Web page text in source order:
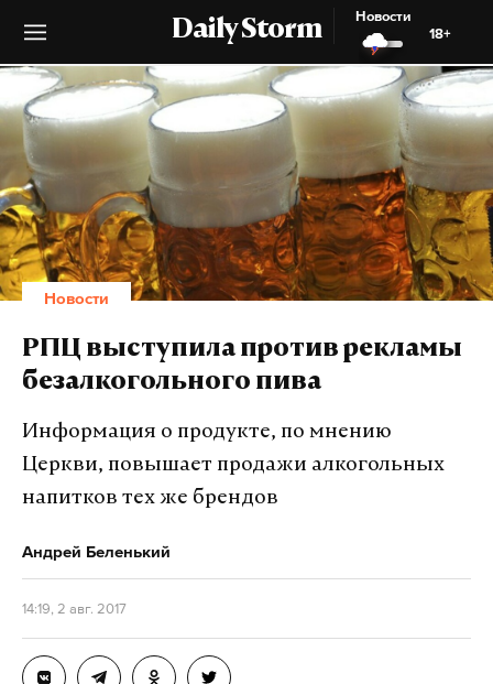
Daily Storm
Новости
18+
Новости
РПЦ выступила против рекламы
безалкогольного пива
Информация о продукте, по мнению
Церкви, повышает продажи алкогольных
напитков тех же брендов
Андрей Беленький
14:19, 2 авг. 2017